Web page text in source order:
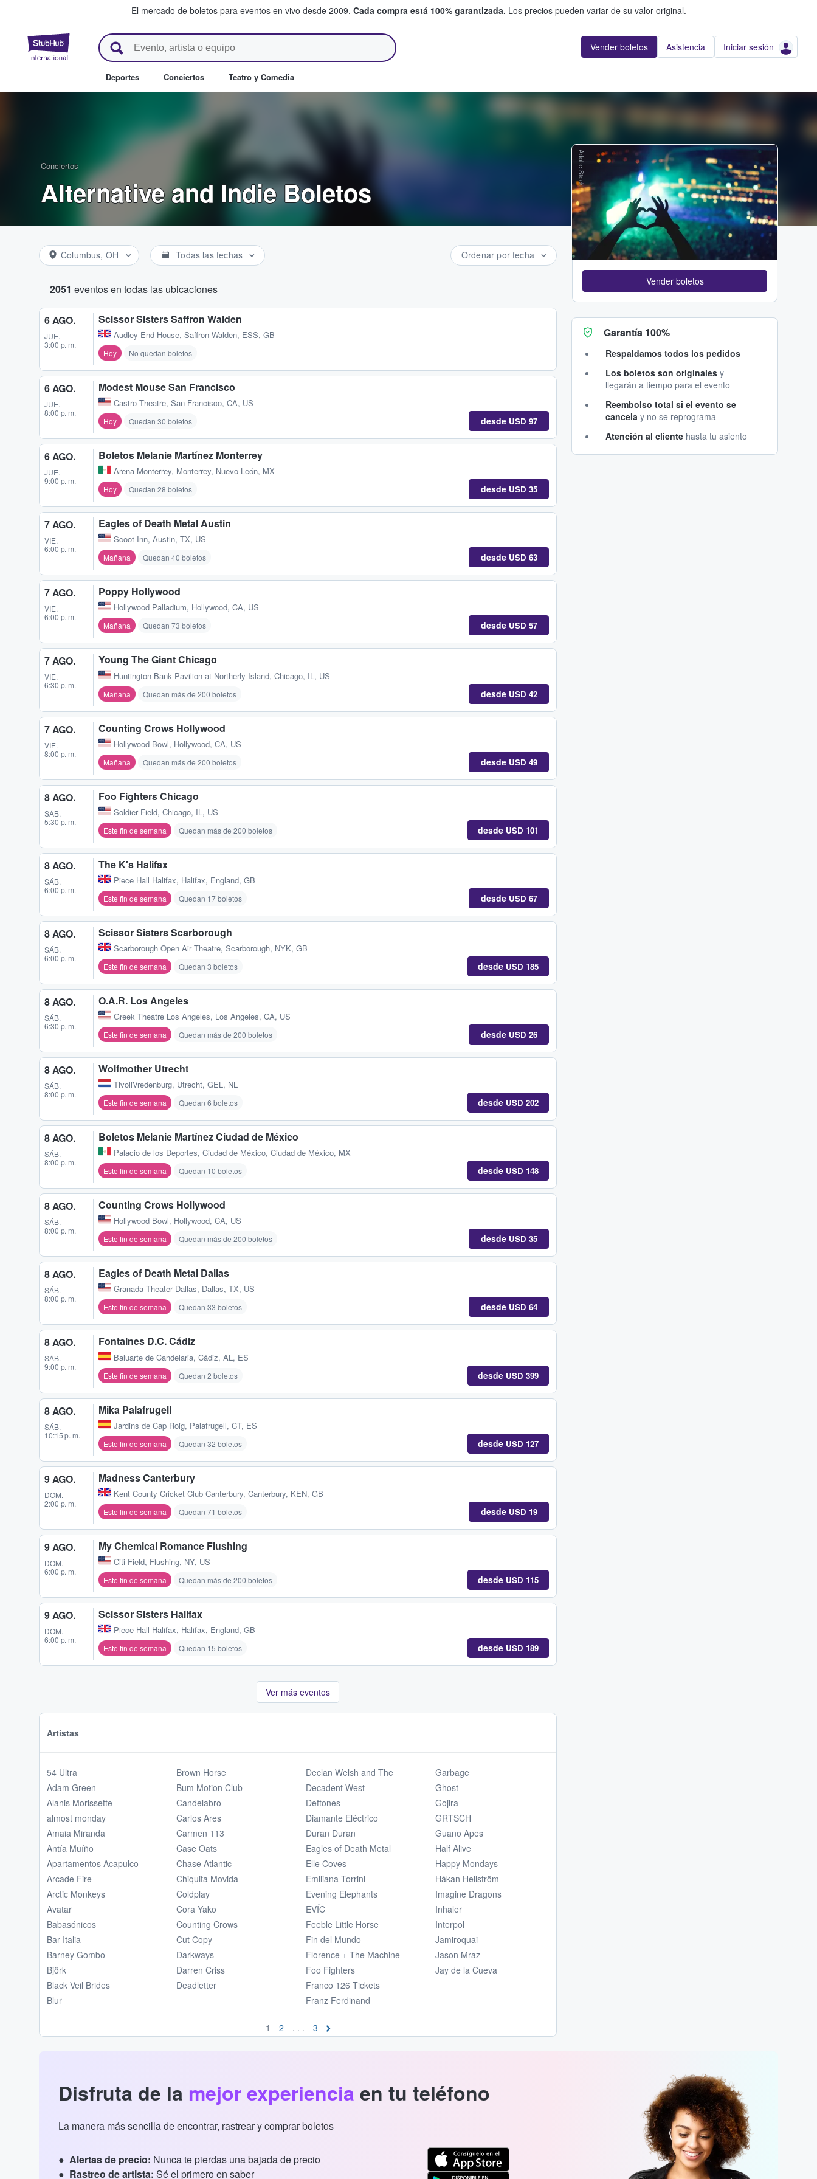
El mercado de boletos para eventos en vivo desde 2009. Cada compra está 100% garantizada. Los precios pueden variar de su valor original.
StubHub: donde los fans compran y venden boletos Vender boletos Asistencia Iniciar sesión
Deportes Conciertos Teatro y Comedia
Conciertos
Alternative and Indie Boletos
Columbus, OH Todas las fechas Ordenar por fecha
2051 eventos en todas las ubicaciones
6 AGO.
JUE.
3:00 p. m.
Scissor Sisters Saffron Walden
Audley End House, Saffron Walden, ESS, GB
Hoy No quedan boletos
6 AGO.
JUE.
8:00 p. m.
Modest Mouse San Francisco
Castro Theatre, San Francisco, CA, US
Hoy Quedan 30 boletos desde USD 97
6 AGO.
JUE.
9:00 p. m.
Boletos Melanie Martínez Monterrey
Arena Monterrey, Monterrey, Nuevo León, MX
Hoy Quedan 28 boletos desde USD 35
7 AGO.
VIE.
6:00 p. m.
Eagles of Death Metal Austin
Scoot Inn, Austin, TX, US
Mañana Quedan 40 boletos desde USD 63
7 AGO.
VIE.
6:00 p. m.
Poppy Hollywood
Hollywood Palladium, Hollywood, CA, US
Mañana Quedan 73 boletos desde USD 57
7 AGO.
VIE.
6:30 p. m.
Young The Giant Chicago
Huntington Bank Pavilion at Northerly Island, Chicago, IL, US
Mañana Quedan más de 200 boletos desde USD 42
7 AGO.
VIE.
8:00 p. m.
Counting Crows Hollywood
Hollywood Bowl, Hollywood, CA, US
Mañana Quedan más de 200 boletos desde USD 49
8 AGO.
SÁB.
5:30 p. m.
Foo Fighters Chicago
Soldier Field, Chicago, IL, US
Este fin de semana Quedan más de 200 boletos desde USD 101
8 AGO.
SÁB.
6:00 p. m.
The K's Halifax
Piece Hall Halifax, Halifax, England, GB
Este fin de semana Quedan 17 boletos desde USD 67
8 AGO.
SÁB.
6:00 p. m.
Scissor Sisters Scarborough
Scarborough Open Air Theatre, Scarborough, NYK, GB
Este fin de semana Quedan 3 boletos desde USD 185
8 AGO.
SÁB.
6:30 p. m.
O.A.R. Los Angeles
Greek Theatre Los Angeles, Los Angeles, CA, US
Este fin de semana Quedan más de 200 boletos desde USD 26
8 AGO.
SÁB.
8:00 p. m.
Wolfmother Utrecht
TivoliVredenburg, Utrecht, GEL, NL
Este fin de semana Quedan 6 boletos desde USD 202
8 AGO.
SÁB.
8:00 p. m.
Boletos Melanie Martínez Ciudad de México
Palacio de los Deportes, Ciudad de México, Ciudad de México, MX
Este fin de semana Quedan 10 boletos desde USD 148
8 AGO.
SÁB.
8:00 p. m.
Counting Crows Hollywood
Hollywood Bowl, Hollywood, CA, US
Este fin de semana Quedan más de 200 boletos desde USD 35
8 AGO.
SÁB.
8:00 p. m.
Eagles of Death Metal Dallas
Granada Theater Dallas, Dallas, TX, US
Este fin de semana Quedan 33 boletos desde USD 64
8 AGO.
SÁB.
9:00 p. m.
Fontaines D.C. Cádiz
Baluarte de Candelaria, Cádiz, AL, ES
Este fin de semana Quedan 2 boletos desde USD 399
8 AGO.
SÁB.
10:15 p. m.
Mika Palafrugell
Jardins de Cap Roig, Palafrugell, CT, ES
Este fin de semana Quedan 32 boletos desde USD 127
9 AGO.
DOM.
2:00 p. m.
Madness Canterbury
Kent County Cricket Club Canterbury, Canterbury, KEN, GB
Este fin de semana Quedan 71 boletos desde USD 19
9 AGO.
DOM.
6:00 p. m.
My Chemical Romance Flushing
Citi Field, Flushing, NY, US
Este fin de semana Quedan más de 200 boletos desde USD 115
9 AGO.
DOM.
6:00 p. m.
Scissor Sisters Halifax
Piece Hall Halifax, Halifax, England, GB
Este fin de semana Quedan 15 boletos desde USD 189
Ver más eventos
Artistas
54 Ultra
Adam Green
Alanis Morissette
almost monday
Amaia Miranda
Antía Muíño
Apartamentos Acapulco
Arcade Fire
Arctic Monkeys
Avatar
Babasónicos
Bar Italia
Barney Gombo
Björk
Black Veil Brides
Blur
Brown Horse
Bum Motion Club
Candelabro
Carlos Ares
Carmen 113
Case Oats
Chase Atlantic
Chiquita Movida
Coldplay
Cora Yako
Counting Crows
Cut Copy
Darkways
Darren Criss
Deadletter
Declan Welsh and The
Decadent West
Deftones
Diamante Eléctrico
Duran Duran
Eagles of Death Metal
Elle Coves
Emiliana Torrini
Evening Elephants
EVÍC
Feeble Little Horse
Fin del Mundo
Florence + The Machine
Foo Fighters
Franco 126 Tickets
Franz Ferdinand
Garbage
Ghost
Gojira
GRTSCH
Guano Apes
Half Alive
Happy Mondays
Håkan Hellström
Imagine Dragons
Inhaler
Interpol
Jamiroquai
Jason Mraz
Jay de la Cueva
1 2 . . . 3
Adobe Stock
Vender boletos
Garantía 100%
Respaldamos todos los pedidos
Los boletos son originales y
llegarán a tiempo para el evento
Reembolso total si el evento se
cancela y no se reprograma
Atención al cliente hasta tu asiento
Disfruta de la mejor experiencia en tu teléfono
La manera más sencilla de encontrar, rastrear y comprar boletos
Alertas de precio: Nunca te pierdas una bajada de precio
Rastreo de artista: Sé el primero en saber